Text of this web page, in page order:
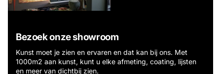
Bezoek onze showroom
Kunst moet je zien en ervaren en dat kan bij ons. Met
1000m2 aan kunst, kunt u elke afmeting, coating, lijsten
en meer van dichtbij zien.